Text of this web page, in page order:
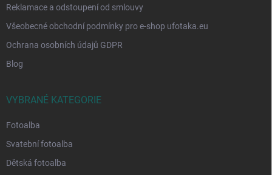
Reklamace a odstoupení od smlouvy
Všeobecné obchodní podmínky pro e-shop ufotaka.eu
Ochrana osobních údajů GDPR
Blog
VYBRANÉ KATEGORIE
Fotoalba
Svatební fotoalba
Dětská fotoalba